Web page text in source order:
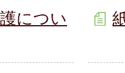
につい